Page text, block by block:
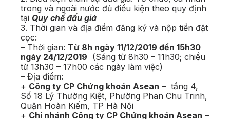
trong và ngoài nước đủ điều kiện theo quy định
tại Quy chế đấu giá
3. Thời gian và địa điểm đăng ký và nộp tiền đặt
cọc:
– Thời gian: Từ 8h ngày 11/12/2019 đến 15h30
ngày 24/12/2019 (Sáng từ 8h30 – 11h30; chiều
từ 13h30 – 17h00 các ngày làm việc)
– Địa điểm:
+ Công ty CP Chứng khoán Asean – tầng 4,
Số 18 Lý Thường Kiệt, Phường Phan Chu Trinh,
Quận Hoàn Kiếm, TP Hà Nội
+ Chi nhánh Công ty CP Chứng khoán Asean –